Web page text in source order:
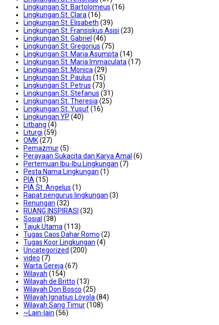
Lingkungan St. Bartolomeus (16)
Lingkungan St. Clara (16)
Lingkungan St. Elisabeth (39)
Lingkungan St. Fransiskus Asisi (23)
Lingkungan St. Gabriel (46)
Lingkungan St. Gregorius (75)
Lingkungan St. Maria Asumpta (14)
Lingkungan St. Maria Immaculata (17)
Lingkungan St. Monica (29)
Lingkungan St. Paulus (15)
Lingkungan St. Petrus (73)
Lingkungan St. Stefanus (31)
Lingkungan St. Theresia (25)
Lingkungan St. Yusuf(16)
Lingkungan YP (40)
Litbang (4)
Liturgi (59)
OMK(27)
Pemazmur(5)
Perayaan Sukacita dan Karya Amal (6)
Pertemuan Ibu-Ibu Lingkungan (7)
Pesta Nama Lingkungan (1)
PIA (15)
PIA St. Angelus (1)
Rapat pengurus lingkungan (3)
Renungan (32)
RUANG INSPIRASI (32)
Sosial (38)
Tajuk Utama (113)
Tugas Caos Dahar Romo (2)
Tugas Koor Lingkungan (4)
Uncategorized (200)
video (7)
Warta Gereja (67)
Wilayah (154)
Wilayah de Britto (13)
Wilayah Don Bosco (25)
Wilayah Ignatius Loyola (84)
Wilayah Sang Timur(108)
~Lain-lain (56)